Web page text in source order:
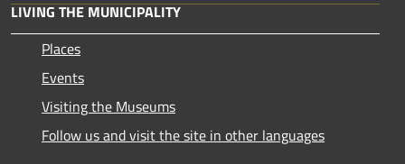
LIVING THE MUNICIPALITY
Places
Events
Visiting the Museums
Follow us and visit the site in other languages